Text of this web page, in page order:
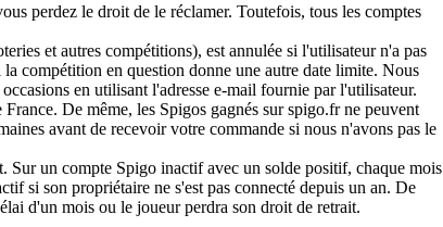
perdez le droit de le réclamer. Toutefois, tous les comptes
et autres compétitions), est annulée si l'utilisateur n'a pas
compétition en question donne une autre date limite. Nous
en utilisant l'adresse e-mail fournie par l'utilisateur.
De même, les Spigos gagnés sur spigo.fr ne peuvent
avant de recevoir votre commande si nous n'avons pas le
Sur un compte Spigo inactif avec un solde positif, chaque mois
si son propriétaire ne s'est pas connecté depuis un an. De
d'un mois ou le joueur perdra son droit de retrait.